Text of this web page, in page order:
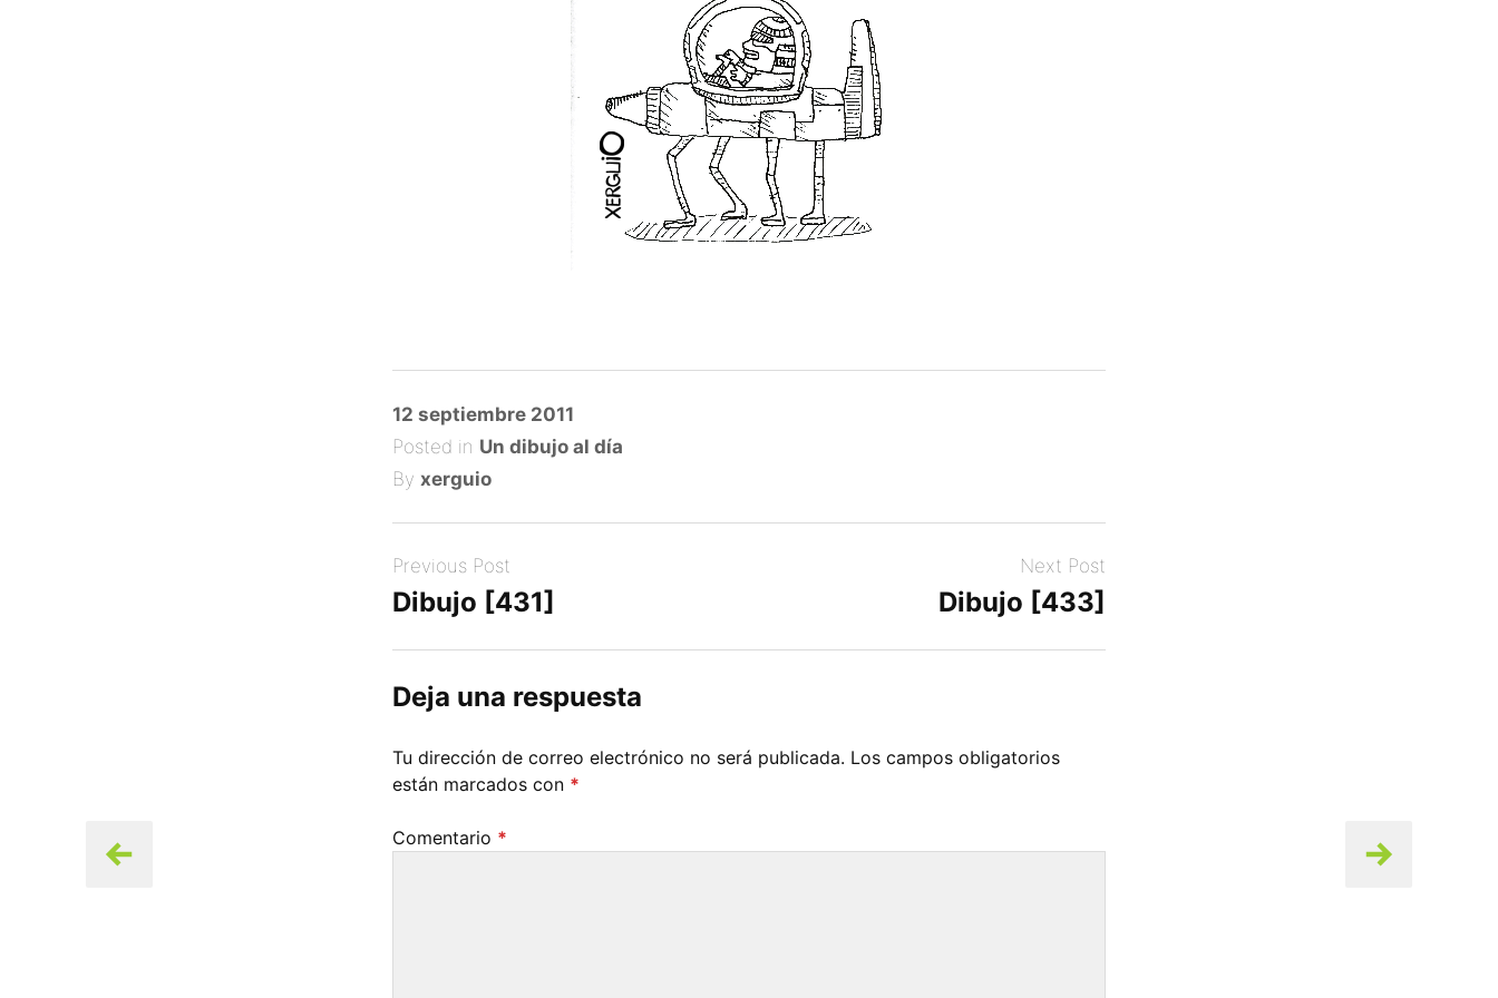
Posted
on
12 septiembre 2011
Posted in Un dibujo al día
By xerguio
Previous Post
Dibujo [431]
Next Post
Dibujo [433]
Deja una respuesta
Tu dirección de correo electrónico no será publicada. Los campos obligatorios
están marcados con *
Comentario *